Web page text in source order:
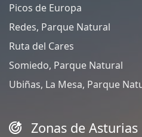
Picos de Europa
Redes, Parque Natural
Ruta del Cares
Somiedo, Parque Natural
Ubiñas, La Mesa, Parque
Zonas de Asturias